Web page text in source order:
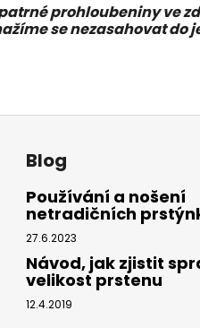
prohloubeniny ve
se nezasahovat do
Blog
Používání a nošení
netradičních
27.6.2023
Návod, jak zjistit
velikost prstenu
12.4.2019